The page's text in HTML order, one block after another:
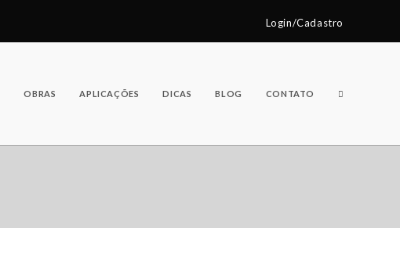
Login/Cadastro
OBRAS APLICAÇÕES DICAS BLOG CONTATO